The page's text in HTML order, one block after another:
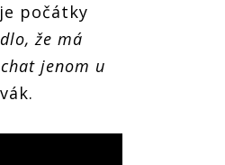
počátky
že má
jenom u